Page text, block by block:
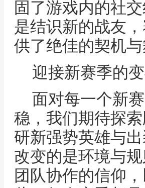
固了游戏内的社
是结识新的战友
供了绝佳的契机与
迎接新赛季的
面对每一个新
稳，我们期待探
研新强势英雄与
改变的是环境与
团队协作的信仰